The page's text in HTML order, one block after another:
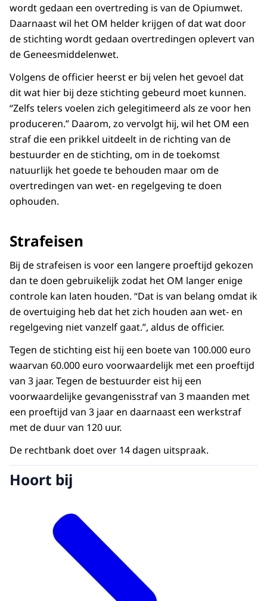
wordt gedaan een overtreding is van de Opiumwet.
Daarnaast wil het OM helder krijgen of dat wat door
de stichting wordt gedaan overtredingen oplevert van
de Geneesmiddelenwet.
Volgens de officier heerst er bij velen het gevoel dat
dit wat hier bij deze stichting gebeurd moet kunnen.
“Zelfs telers voelen zich gelegitimeerd als ze voor hen
produceren.” Daarom, zo vervolgt hij, wil het OM een
straf die een prikkel uitdeelt in de richting van de
bestuurder en de stichting, om in de toekomst
natuurlijk het goede te behouden maar om de
overtredingen van wet- en regelgeving te doen
ophouden.
Strafeisen
Bij de strafeisen is voor een langere proeftijd gekozen
dan te doen gebruikelijk zodat het OM langer enige
controle kan laten houden. “Dat is van belang omdat ik
de overtuiging heb dat het zich houden aan wet- en
regelgeving niet vanzelf gaat.”, aldus de officier.
Tegen de stichting eist hij een boete van 100.000 euro
waarvan 60.000 euro voorwaardelijk met een proeftijd
van 3 jaar. Tegen de bestuurder eist hij een
voorwaardelijke gevangenisstraf van 3 maanden met
een proeftijd van 3 jaar en daarnaast een werkstraf
met de duur van 120 uur.
De rechtbank doet over 14 dagen uitspraak.
Hoort bij